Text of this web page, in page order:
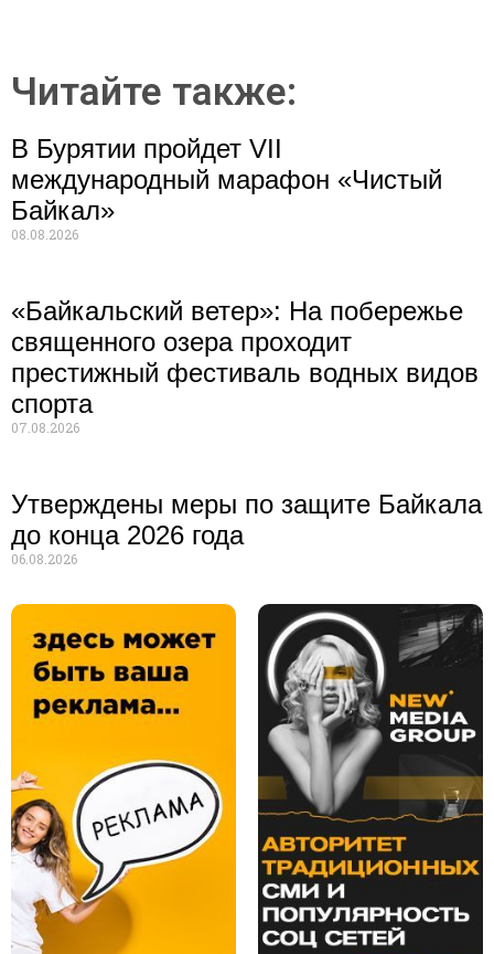
Читайте также:
В Бурятии пройдет VII
международный марафон «Чистый
Байкал»
08.08.2026
«Байкальский ветер»: На побережье
священного озера проходит
престижный фестиваль водных видов
спорта
07.08.2026
Утверждены меры по защите Байкала
до конца 2026 года
06.08.2026